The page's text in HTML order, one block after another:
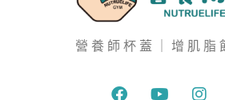
營養師杯蓋｜增肌脂